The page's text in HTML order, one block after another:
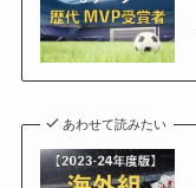
あわせて読みたい